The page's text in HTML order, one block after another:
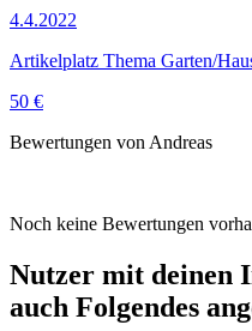
4.4.2022
Artikelplatz Thema Garten/
50 €
Bewertungen von Andreas
Noch keine Bewertungen
Nutzer mit deinen
auch Folgendes